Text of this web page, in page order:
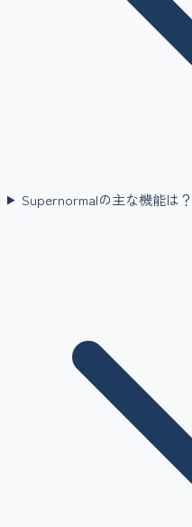
Supernormalの主な機能は？